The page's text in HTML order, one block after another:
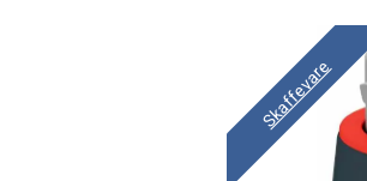
Skaffevare